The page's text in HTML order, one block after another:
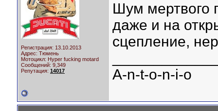
Регистрация: 13.10.2013
Адрес: Тюмень
Мотоцикл: Hyper fucking motard
Сообщений: 9,349
Репутация: 14017
Шум мертвого
даже и на
сцепление,
A-n-t-o-n-i-o